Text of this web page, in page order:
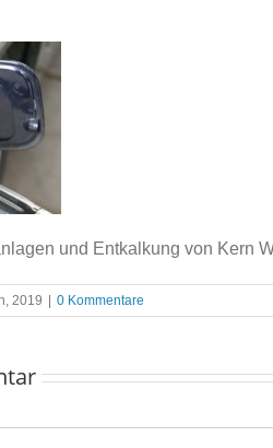
und Entkalkung von Kern
2019 0 Kommentare